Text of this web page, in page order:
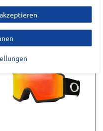
UVP 129,95 €